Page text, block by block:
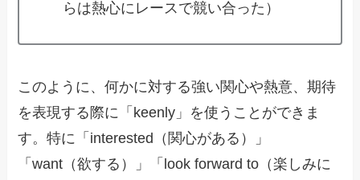
らは熱心にレースで競い合った）
このように、何かに対する強い関心や熱意、期待
を表現する際に「keenly」を使うことができま
す。特に「interested（関心がある）」
「want（欲する）」「look forward to（楽しみに